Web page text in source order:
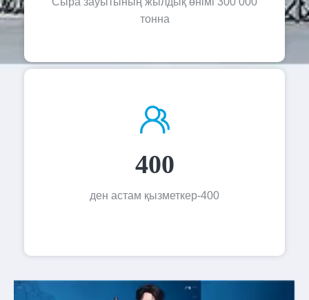
тонна
400
400-ден астам қызметкер